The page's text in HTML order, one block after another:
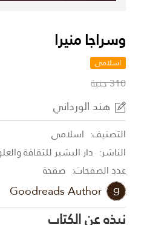
وسراجا منيرا
اسلامى
310 جنية
هند الورداني
التصنيف: اسلامى
الناشر: دار البشير للثقافة
عدد الصفحات: صفحة
Goodreads Author
نبذه عن الكتاب